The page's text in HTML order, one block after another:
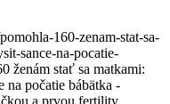
160-zenam-stat-sa-
sance-na-pocatie-
ženám stať sa matkami:
počatie bábätka -
a prvou fertility